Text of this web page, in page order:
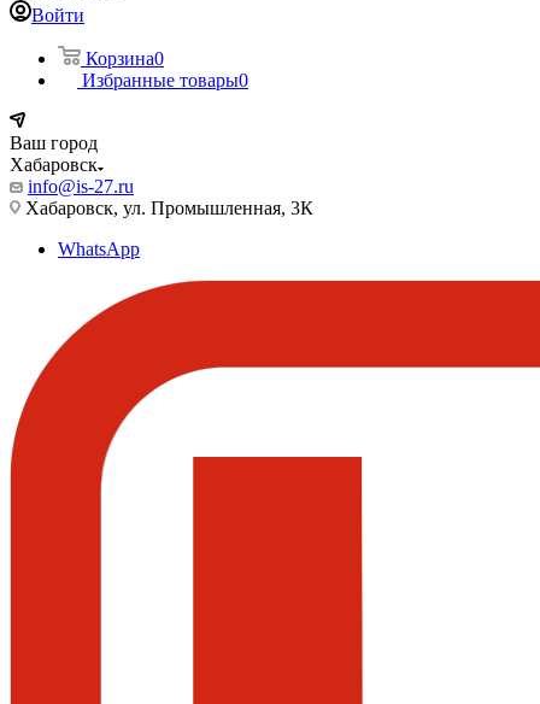
Войти
Корзина0
Избранные товары0
Ваш город
Хабаровск
info@is-27.ru
Хабаровск, ул. Промышленная, 3К
WhatsApp